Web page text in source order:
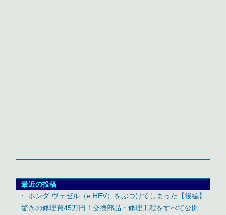
最近の投稿
ホンダ ヴェゼル（e:HEV）をぶつけてしまった【後編】
驚きの修理費45万円！交換部品・修理工程をすべて公開